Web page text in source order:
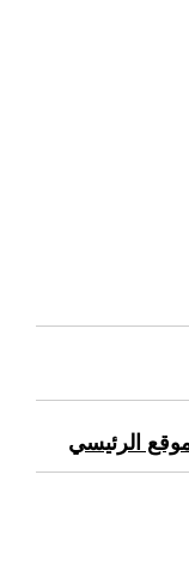
الرئيسي